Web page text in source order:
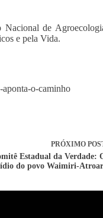
Nacional de
e pela Vida.
o-caminho
PRÓXIMO
Estadual da Verdade:
do povo Waimiri-